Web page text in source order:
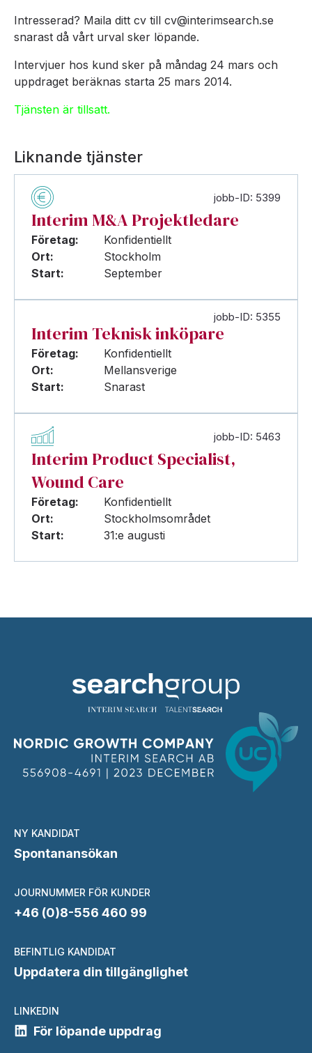
Intresserad? Maila ditt cv till cv@interimsearch.se
snarast då vårt urval sker löpande.
Intervjuer hos kund sker på måndag 24 mars och
uppdraget beräknas starta 25 mars 2014.
Tjänsten är tillsatt.
Liknande tjänster
jobb-ID: 5399
Interim M&A Projektledare
Företag:
Konfidentiellt
Ort:
Stockholm
Start:
September
jobb-ID: 5355
Interim Teknisk inköpare
Företag:
Konfidentiellt
Ort:
Mellansverige
Start:
Snarast
jobb-ID: 5463
Interim Product Specialist,
Wound Care
Företag:
Konfidentiellt
Ort:
Stockholmsområdet
Start:
31:e augusti
NY KANDIDAT
Spontanansökan
JOURNUMMER FÖR KUNDER
+46 (0)8-556 460 99
BEFINTLIG KANDIDAT
Uppdatera din tillgänglighet
LINKEDIN
För löpande uppdrag